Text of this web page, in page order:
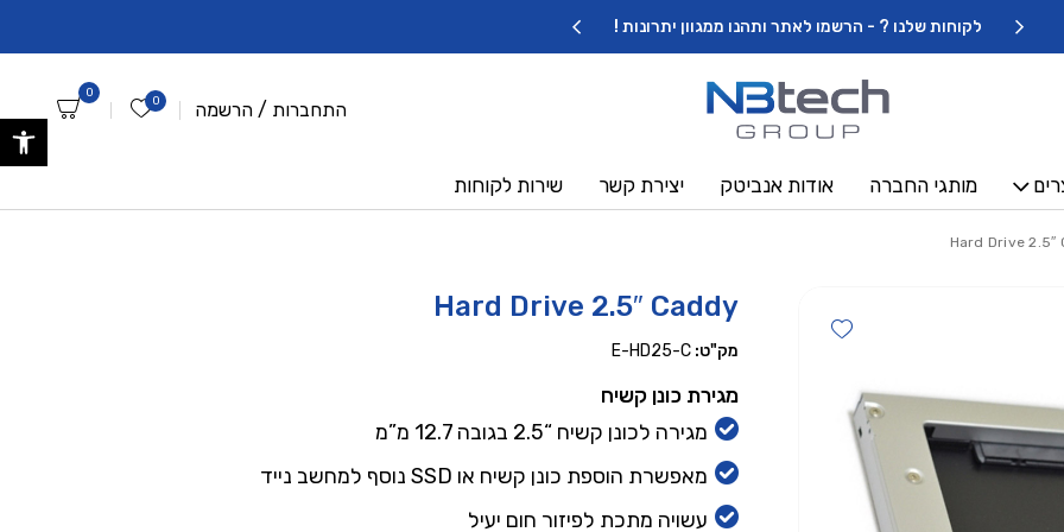
לקוחות שלנו ? - הרשמו לאתר ותהנו ממגוון יתרונות !
התחברות / הרשמה 0 הרשימה שלי
0
מותגי החברה אודות אנביטק יצירת קשר שירות לקוחות
Hard Drive 2.5″ Caddy
מק"ט: E-HD25-C
מגירת כונן קשיח
מגירה לכונן קשיח “2.5 בגובה 12.7 מ”מ
מאפשרת הוספת כונן קשיח או SSD נוסף למחשב נייד
עשויה מתכת לפיזור חום יעיל
Add wishlist